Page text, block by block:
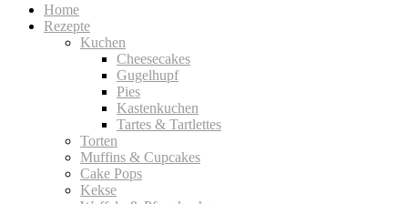
Home
Rezepte
Kuchen
Cheesecakes
Gugelhupf
Pies
Kastenkuchen
Tartes & Tartlettes
Torten
Muffins & Cupcakes
Cake Pops
Kekse